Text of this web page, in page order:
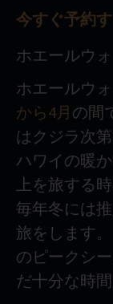
今すぐ予約
ホエールウ
ホエールウ
から4月の間
はクジラ次
ハワイの暖
上を旅する
毎年冬には
旅をします
のピークシ
だ十分な時間